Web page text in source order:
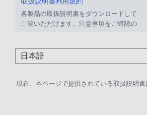
各製品の取扱説明書をダウンロードして
ご覧いただけます。注意事項をご確認の
現在、本ページで提供されている取扱説明書